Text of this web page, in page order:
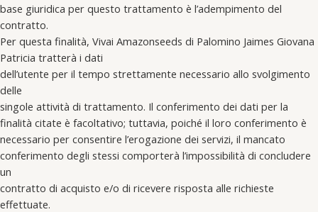
base giuridica per questo trattamento è l’adempimento del
contratto.
Per questa finalità, Vivai Amazonseeds di Palomino Jaimes Giovana
Patricia tratterà i dati
dell’utente per il tempo strettamente necessario allo svolgimento
delle
singole attività di trattamento. Il conferimento dei dati per la
finalità citate è facoltativo; tuttavia, poiché il loro conferimento è
necessario per consentire l’erogazione dei servizi, il mancato
conferimento degli stessi comporterà l’impossibilità di concludere
un
contratto di acquisto e/o di ricevere risposta alle richieste
effettuate.